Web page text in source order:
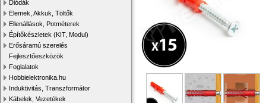
Diódák
Elemek, Akkuk, Töltők
Ellenállások, Potméterek
Építőkészletek (KIT, Modul)
Erősáramú szerelés
Fejlesztőeszközök
Foglalatok
Hobbielektronika.hu
Induktivitás, Transzformátor
Kábelek, Vezetékek